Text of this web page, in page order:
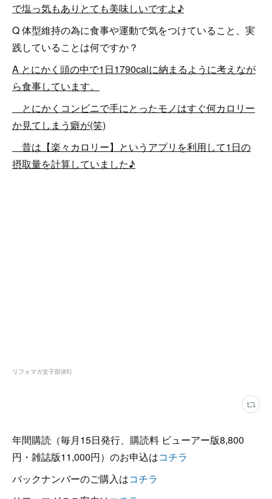
で塩っ気もありとても美味しいですよ♪
Q 体型維持の為に食事や運動で気をつけていること、実
践していることは何ですか？
A とにかく頭の中で1日1790calに納まるように考えなが
ら食事しています。
とにかくコンビニで手にとったモノはすぐ何カロリー
か見てしまう癖が(笑)
昔は【楽々カロリー】というアプリを利用して1日の
摂取量を計算していました♪
リフォマガ女子部(85)
年間購読（毎月15日発行、購読料 ビューアー版8,800
円・雑誌版11,000円）のお申込はコチラ
バックナンバーのご購入はコチラ